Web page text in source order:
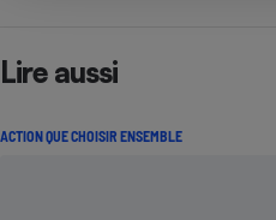
Lire aussi
ACTION QUE CHOISIR ENSEMBLE